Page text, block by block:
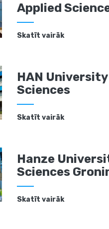
Applied
Skatīt vairāk
HAN
Sciences
Skatīt vairāk
Hanze
Sciences
Skatīt vairāk